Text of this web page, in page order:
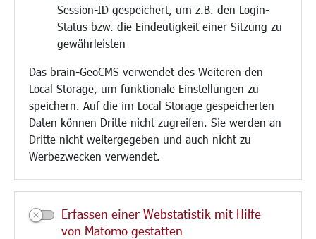
Session-ID gespeichert, um z.B. den Login-
Status bzw. die Eindeutigkeit einer Sitzung zu
gewährleisten
Das brain-GeoCMS verwendet des Weiteren den
Local Storage, um funktionale Einstellungen zu
speichern. Auf die im Local Storage gespeicherten
Daten können Dritte nicht zugreifen. Sie werden an
Dritte nicht weitergegeben und auch nicht zu
Werbezwecken verwendet.
Erfassen einer Webstatistik mit Hilfe
von Matomo gestatten
Bauen/Umwelt/Mobilität
Bebauungsplanung
Verkehr/Mobilität
Glasfaserausbau
Aktuelle Baustellen
Paddelteich
CINDY S
Kultur/Freizeit/Tourismus
Veranstaltungen
Neue Stadthalle Langen